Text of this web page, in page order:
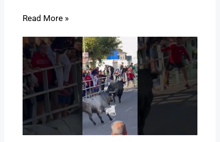
Read More »